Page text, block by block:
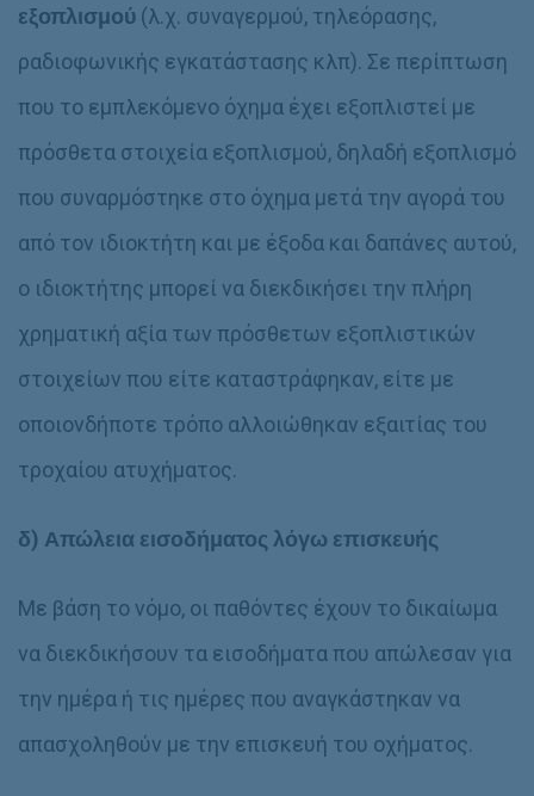
εξοπλισμού (λ.χ. συναγερμού, τηλεόρασης,
ραδιοφωνικής εγκατάστασης κλπ). Σε περίπτωση
που το εμπλεκόμενο όχημα έχει εξοπλιστεί με
πρόσθετα στοιχεία εξοπλισμού, δηλαδή εξοπλισμό
που συναρμόστηκε στο όχημα μετά την αγορά του
από τον ιδιοκτήτη και με έξοδα και δαπάνες αυτού,
ο ιδιοκτήτης μπορεί να διεκδικήσει την πλήρη
χρηματική αξία των πρόσθετων εξοπλιστικών
στοιχείων που είτε καταστράφηκαν, είτε με
οποιονδήποτε τρόπο αλλοιώθηκαν εξαιτίας του
τροχαίου ατυχήματος.
δ) Απώλεια εισοδήματος λόγω επισκευής
Με βάση το νόμο, οι παθόντες έχουν το δικαίωμα
να διεκδικήσουν τα εισοδήματα που απώλεσαν για
την ημέρα ή τις ημέρες που αναγκάστηκαν να
απασχοληθούν με την επισκευή του οχήματος.